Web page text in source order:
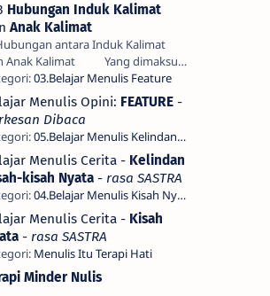
Hubungan Induk Kalimat
Anak Kalimat
antara Induk Kalimat
Anak Kalimat Yang dimaksud
hubungan antara induk
dan anak kalimat di sini bukan
Menulis Opini: FEATURE -
Dibaca
Menulis Cerita - Kelindan
kisah Nyata - rasa SASTRA
Menulis Cerita - Kisah
- rasa SASTRA
Minder Nulis